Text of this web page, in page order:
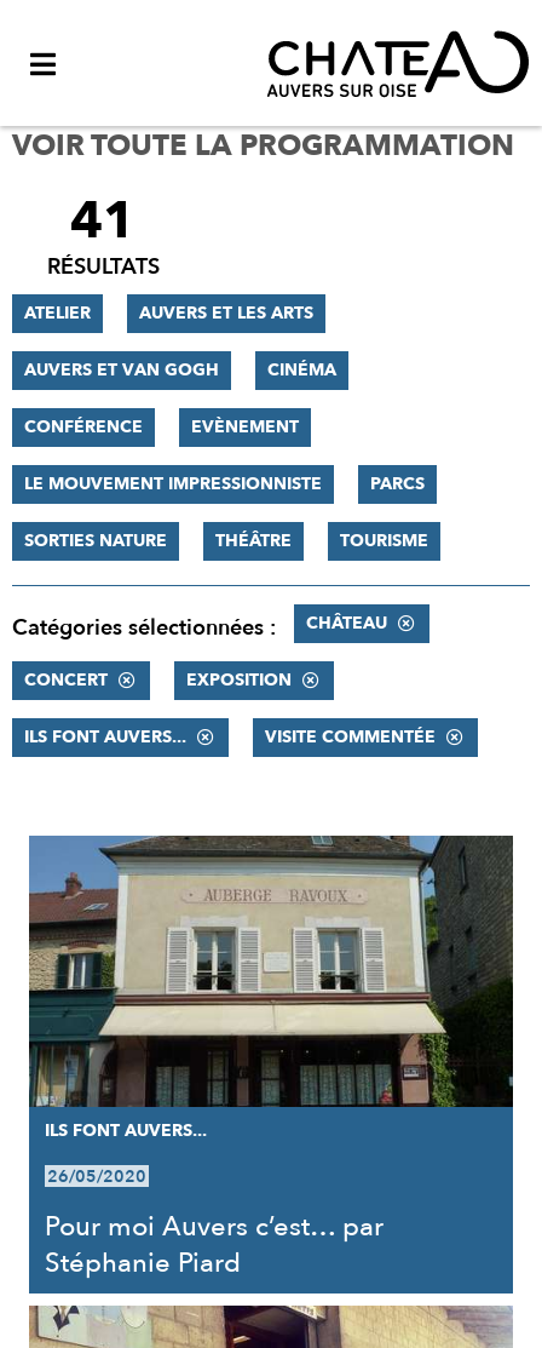
VOIR TOUTE LA PROGRAMMATION
FILTRER
RÉSULTATS
41
RÉSULTATS
ATELIER AUVERS ET LES ARTS
AUVERS ET VAN GOGH CINÉMA
CONFÉRENCE EVÈNEMENT
LE MOUVEMENT IMPRESSIONNISTE PARCS
SORTIES NATURE THÉÂTRE TOURISME
Catégories sélectionnées : CHÂTEAU
CONCERT EXPOSITION
ILS FONT AUVERS... VISITE COMMENTÉE
RÉSULTATS
ILS FONT AUVERS...
26/05/2020
Pour moi Auvers c’est… par
Stéphanie Piard